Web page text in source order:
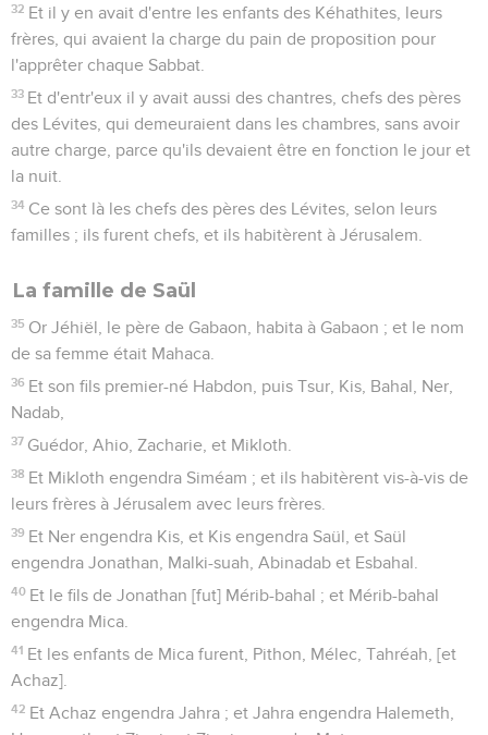
32 Et il y en avait d'entre les enfants des Kéhathites, leurs
frères, qui avaient la charge du pain de proposition pour
l'apprêter chaque Sabbat.
33 Et d'entr'eux il y avait aussi des chantres, chefs des pères
des Lévites, qui demeuraient dans les chambres, sans avoir
autre charge, parce qu'ils devaient être en fonction le jour et
la nuit.
34 Ce sont là les chefs des pères des Lévites, selon leurs
familles ; ils furent chefs, et ils habitèrent à Jérusalem.
La famille de Saül
35 Or Jéhiël, le père de Gabaon, habita à Gabaon ; et le nom
de sa femme était Mahaca.
36 Et son fils premier-né Habdon, puis Tsur, Kis, Bahal, Ner,
Nadab,
37 Guédor, Ahio, Zacharie, et Mikloth.
38 Et Mikloth engendra Siméam ; et ils habitèrent vis-à-vis de
leurs frères à Jérusalem avec leurs frères.
39 Et Ner engendra Kis, et Kis engendra Saül, et Saül
engendra Jonathan, Malki-suah, Abinadab et Esbahal.
40 Et le fils de Jonathan [fut] Mérib-bahal ; et Mérib-bahal
engendra Mica.
41 Et les enfants de Mica furent, Pithon, Mélec, Tahréah, [et
Achaz].
42 Et Achaz engendra Jahra ; et Jahra engendra Halemeth,